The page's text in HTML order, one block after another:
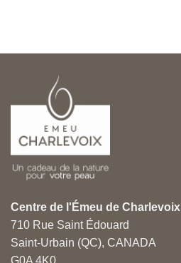
Centre de l'Émeu de Charlevoix
710 Rue Saint Édouard
Saint-Urbain (QC), CANADA